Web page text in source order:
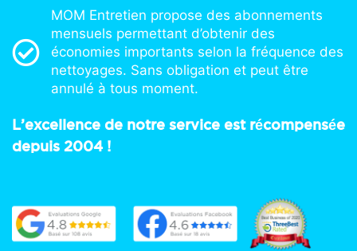
MOM Entretien propose des abonnements
mensuels permettant d’obtenir des
économies importants selon la fréquence des
nettoyages. Sans obligation et peut être
annulé à tous moment.
L’excellence de notre service est récompensée
depuis 2004 !